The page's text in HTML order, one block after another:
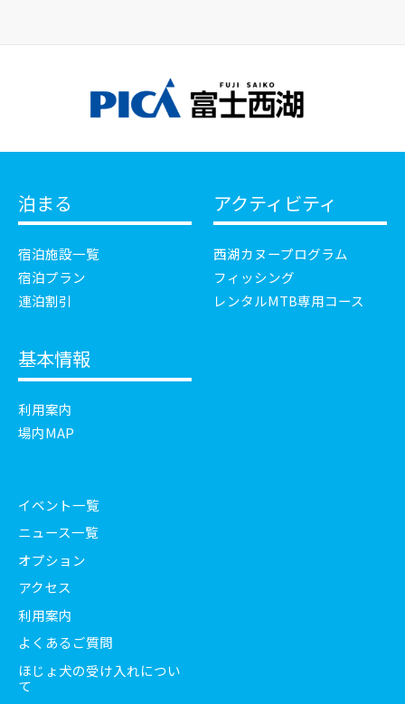
泊まる
宿泊施設一覧
宿泊プラン
連泊割引
アクティビティ
西湖カヌープログラム
フィッシング
レンタルMTB専用コース
基本情報
利用案内
場内MAP
イベント一覧
ニュース一覧
オプション
アクセス
利用案内
よくあるご質問
ほじょ犬の受け入れについ
て